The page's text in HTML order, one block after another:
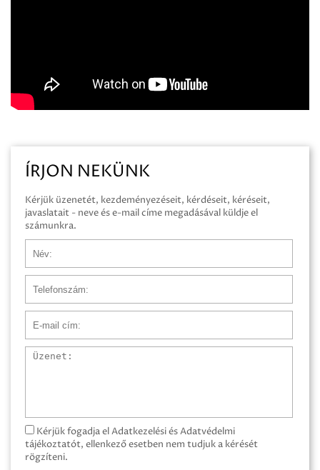
ÍRJON NEKÜNK
Kérjük üzenetét, kezdeményezéseit, kérdéseit, kéréseit,
javaslatait - neve és e-mail címe megadásával küldje el
számunkra.
Üzenet
Kérjük fogadja el Adatkezelési és Adatvédelmi
tájékoztatót, ellenkező esetben nem tudjuk a kérését
rögzíteni.